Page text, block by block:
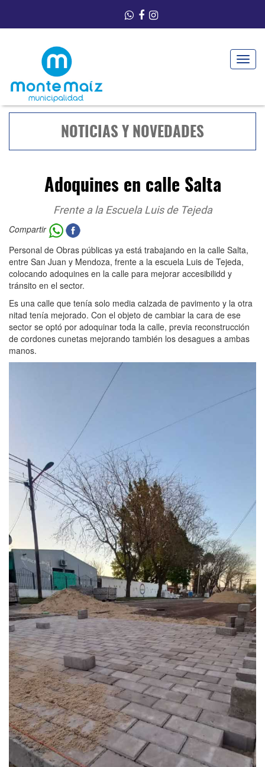
Toggle
NOTICIAS Y NOVEDADES
Adoquines en calle Salta
Frente a la Escuela Luis de Tejeda
Compartir
Personal de Obras públicas ya está trabajando en la calle Salta,
entre San Juan y Mendoza, frente a la escuela Luis de Tejeda,
colocando adoquines en la calle para mejorar accesibilidd y
tránsito en el sector.
Es una calle que tenía solo media calzada de pavimento y la otra
nitad tenía mejorado. Con el objeto de cambiar la cara de ese
sector se optó por adoquinar toda la calle, previa reconstrucción
de cordones cunetas mejorando también los desagues a ambas
manos.